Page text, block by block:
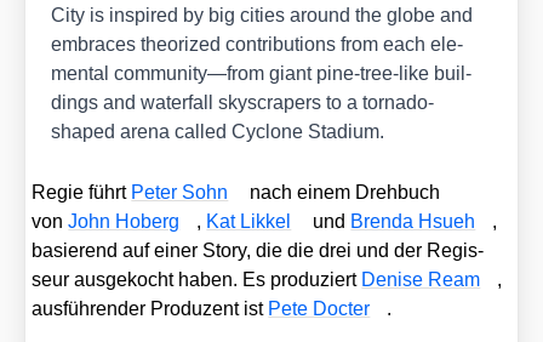
City is inspi­red by big cities around the glo­be and
embraces theo­ri­zed con­tri­bu­ti­ons from each ele­
men­tal community—from giant pine-tree-like buil­
dings and water­fall sky­scra­pers to a tor­na­do-
shaped are­na cal­led Cyclo­ne Sta­di­um.
Regie führt Peter Sohn
nach einem Dreh­buch
vonJohn Hoberg , Kat Lik­kel und Bren­da Hsueh
,
basie­rend auf einer Sto­ry, die die drei und der Regis­
seur aus­ge­kocht haben. Es pro­du­ziert Deni­se Ream
,
aus­füh­ren­der Pro­du­zent ist Pete Doc­ter .